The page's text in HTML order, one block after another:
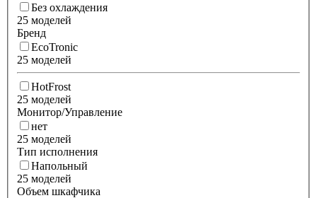
Без охлаждения
25 моделей
Бренд
EcoTronic
25 моделей
HotFrost
25 моделей
Монитор/Управление
нет
25 моделей
Тип исполнения
Напольный
25 моделей
Объем шкафчика